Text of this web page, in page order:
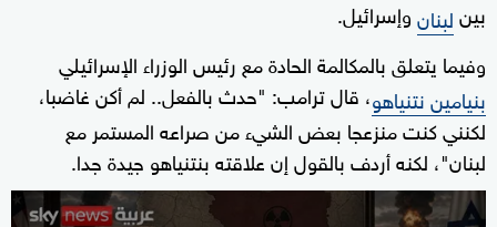
بينلبنانوإسرائيل.
وفيما يتعلق بالمكالمة الحادة مع رئيس الوزراء الإسرائيلي
بنيامين نتنياهو، قال ترامب: "حدث بالفعل.. لم أكن غاضبا،
لكنني كنت منزعجا بعض الشيء من صراعه المستمر مع
لبنان"، لكنه أردف بالقول إن علاقته بنتنياهو جيدة جدا.
0